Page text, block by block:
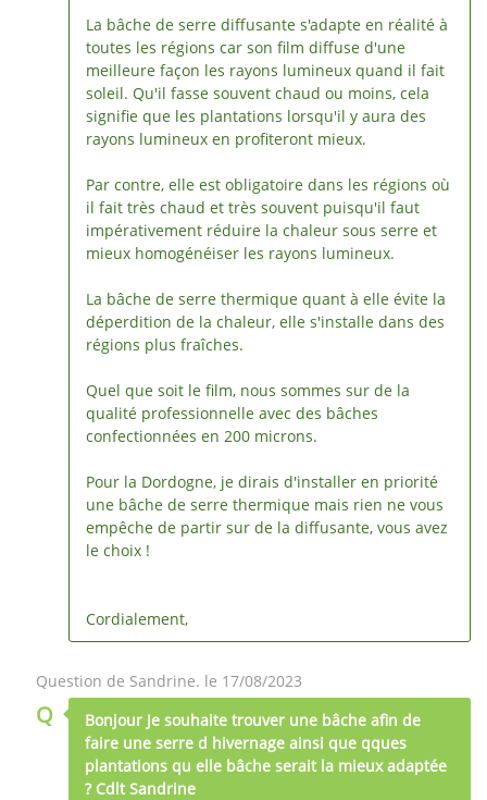
La bâche de serre diffusante s'adapte en réalité à
toutes les régions car son film diffuse d'une
meilleure façon les rayons lumineux quand il fait
soleil. Qu'il fasse souvent chaud ou moins, cela
signifie que les plantations lorsqu'il y aura des
rayons lumineux en profiteront mieux.
Par contre, elle est obligatoire dans les régions où
il fait très chaud et très souvent puisqu'il faut
impérativement réduire la chaleur sous serre et
mieux homogénéiser les rayons lumineux.
La bâche de serre thermique quant à elle évite la
déperdition de la chaleur, elle s'installe dans des
régions plus fraîches.
Quel que soit le film, nous sommes sur de la
qualité professionnelle avec des bâches
confectionnées en 200 microns.
Pour la Dordogne, je dirais d'installer en priorité
une bâche de serre thermique mais rien ne vous
empêche de partir sur de la diffusante, vous avez
le choix !
Cordialement,
Question de Sandrine. le 17/08/2023
Q
Bonjour Je souhaite trouver une bâche afin de
faire une serre d hivernage ainsi que qques
plantations qu elle bâche serait la mieux adaptée
? Cdlt Sandrine